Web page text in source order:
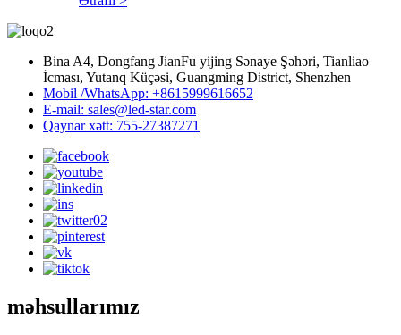
Bina A4, Dongfang JianFu yijing Sənaye Şəhəri, Tianliao
İcması, Yutanq Küçəsi, Guangming District, Shenzhen
Mobil /WhatsApp: +8615999616652
E-mail: sales@led-star.com
Qaynar xətt: 755-27387271
məhsullarımız